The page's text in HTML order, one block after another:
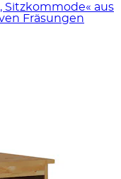
Sitzkommode« aus
Fräsungen